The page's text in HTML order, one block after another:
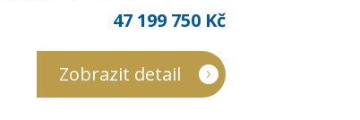
47 199 750 Kč
Zobrazit detail